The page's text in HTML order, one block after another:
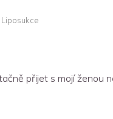
Liposukce
přijet s mojí ženou